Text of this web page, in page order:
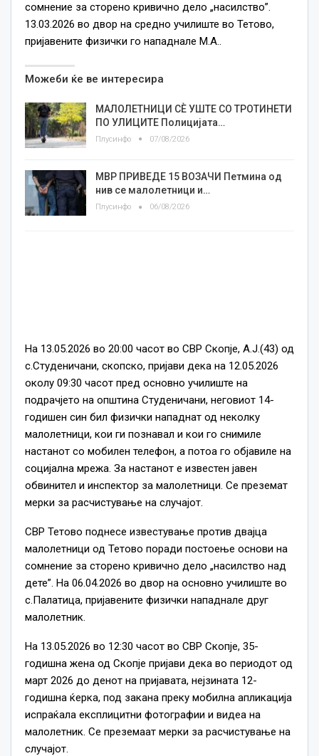
сомнение за сторено кривично дело „насилство”.
13.03.2026 во двор на средно училиште во Тетово,
пријавените физички го нападнале М.А..
Можеби ќе ве интересира
МАЛОЛЕТНИЦИ СÈ УШТЕ СО ТРОТИНЕТИ
ПО УЛИЦИТЕ Полицијата…
Плусинфо 07/08/2026
МВР ПРИВЕДЕ 15 ВОЗАЧИ Петмина од
нив се малолетници и…
Плусинфо 06/08/2026
На 13.05.2026 во 20:00 часот во СВР Скопје, А.Ј.(43) од
с.Студеничани, скопско, пријави дека на 12.05.2026
околу 09:30 часот пред основно училиште на
подрачјето на општина Студеничани, неговиот 14-
годишен син бил физички нападнат од неколку
малолетници, кои ги познавал и кои го снимиле
настанот со мобилен телефон, а потоа го објавиле на
социјална мрежа. За настанот е известен јавен
обвинител и инспектор за малолетници. Се преземат
мерки за расчистување на случајот.
СВР Тетово поднесе известување против двајца
малолетници од Тетово поради постоење основи на
сомнение за сторено кривично дело „насилство над
дете”. На 06.04.2026 во двор на основно училиште во
с.Палатица, пријавените физички нападнале друг
малолетник.
На 13.05.2026 во 12:30 часот во СВР Скопје, 35-
годишна жена од Скопје пријави дека во периодот од
март 2026 до денот на пријавата, нејзината 12-
годишна ќерка, под закана преку мобилна апликација
испраќала експлицитни фотографии и видеа на
малолетник. Се преземаат мерки за расчистување на
случајот.